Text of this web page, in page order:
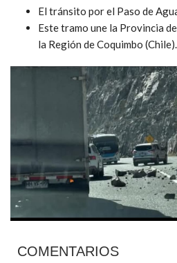
El tránsito por el Paso de
Este tramo une la Provincia
la Región de Coquimbo
COMENTARIOS